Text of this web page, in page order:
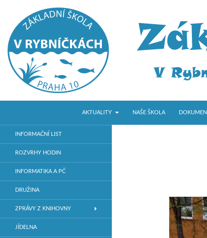
ZŠ V RybníčkáchAKTUALITY
NAŠE ŠKOLA
Základní škola v Praze 10
INFORMAČNÍ LIST
ROZVRHY HODIN
INFORMATIKA A PČ
DRUŽINA
ZPRÁVY Z KNIHOVNY
JÍDELNA